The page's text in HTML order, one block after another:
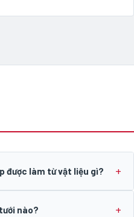
được làm từ vật liệu gì?
nào?